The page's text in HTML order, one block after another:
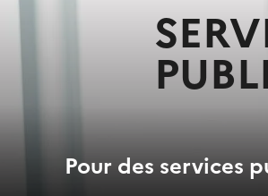
Pour des services